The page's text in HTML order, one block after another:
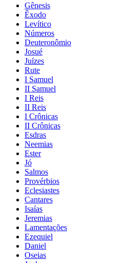
Gênesis
Êxodo
Levítico
Números
Deuteronômio
Josué
Juízes
Rute
I Samuel
II Samuel
I Reis
II Reis
I Crônicas
II Crônicas
Esdras
Neemias
Ester
Jó
Salmos
Provérbios
Eclesiastes
Cantares
Isaías
Jeremias
Lamentações
Ezequiel
Daniel
Oseias